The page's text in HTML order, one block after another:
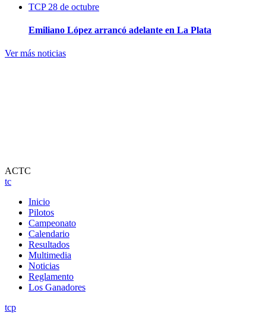
TCP28 de octubre
Emiliano López arrancó adelante en La Plata
Ver más noticias
ACTC
tc
Inicio
Pilotos
Campeonato
Calendario
Resultados
Multimedia
Noticias
Reglamento
Los Ganadores
tcp